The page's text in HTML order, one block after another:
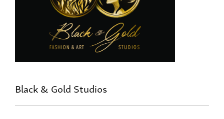
Black & Gold Studios